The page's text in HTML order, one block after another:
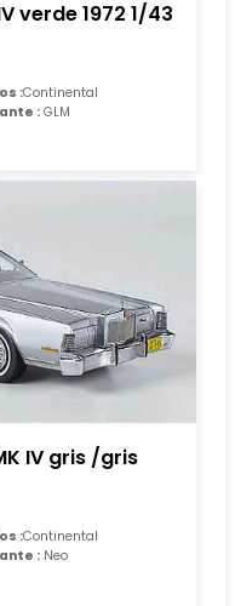
verde 1972 1/43
:Continental
: GLM
IV gris /gris
:Continental
: Neo